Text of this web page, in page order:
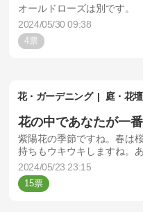
オールドローズは別です。
2024/05/30 09:38
4
花・ガーデニング 庭・花
花の中であなたが一
紫陽花の季節ですね。春は
持ちもウキウキしますね。
2024/05/23 23:15
15